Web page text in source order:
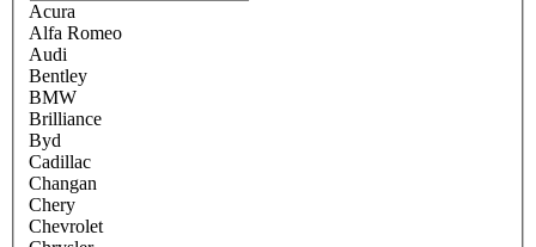
Acura
Alfa Romeo
Audi
Bentley
BMW
Brilliance
Byd
Cadillac
Changan
Chery
Chevrolet